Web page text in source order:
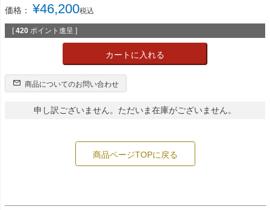
価格： ¥46,200税込
[ 420 ポイント進呈 ]
カートに入れる
商品についてのお問い合わせ
申し訳ございません。ただいま在庫がございません。
商品ページTOPに戻る